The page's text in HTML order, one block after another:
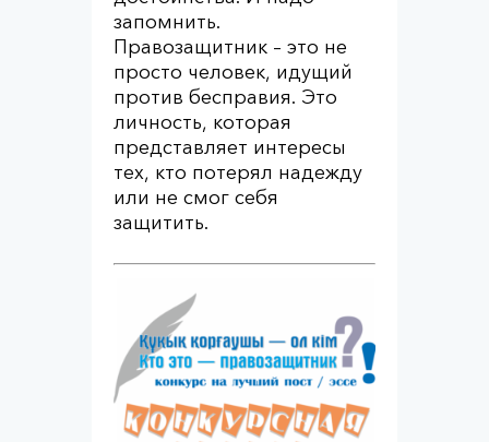
запомнить.
Правозащитник – это не
просто человек, идущий
против бесправия. Это
личность, которая
представляет интересы
тех, кто потерял надежду
или не смог себя
защитить.